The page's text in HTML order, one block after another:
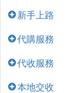
新手上路
代購服務
代收服務
本地交收